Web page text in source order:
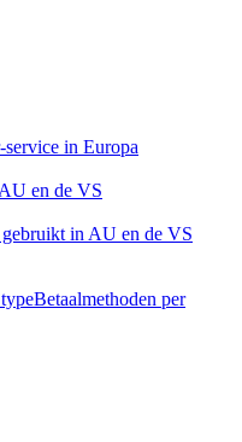
service in Europa
en de VS
in AU en de VS
Betaalmethoden per